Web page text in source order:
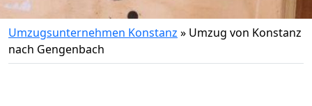
Umzugsunternehmen Konstanz » Umzug von Konstanz
nach Gengenbach